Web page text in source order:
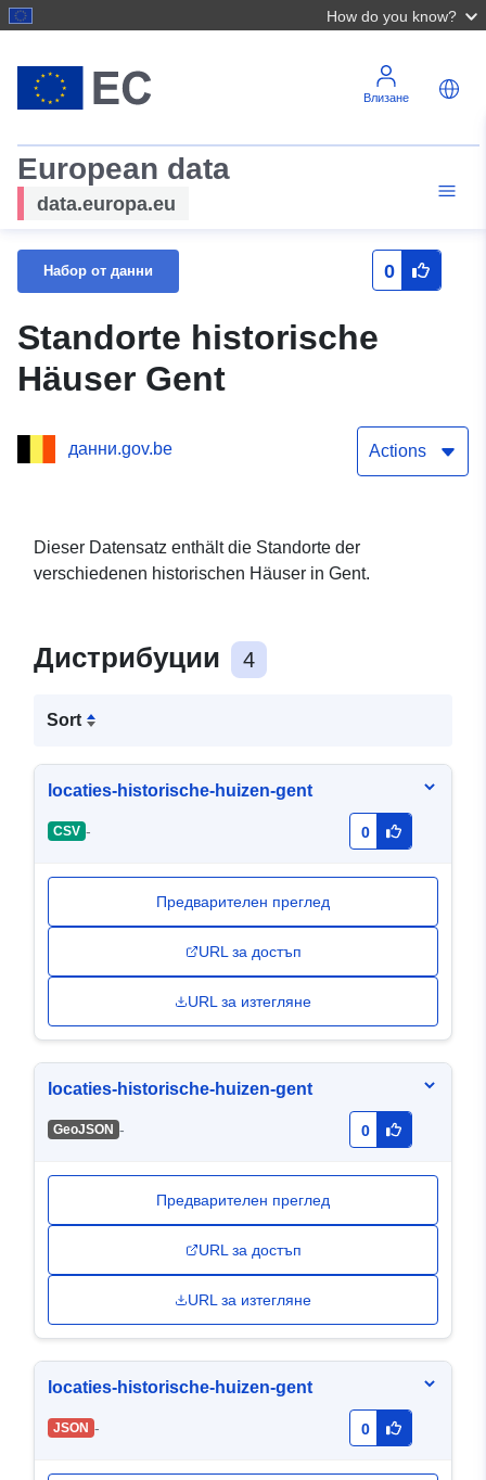
How do you know?
Влизане
European data
data.europa.eu
Набор от данни 0
Standorte historische
Häuser Gent
данни.gov.be Actions
Dieser Datensatz enthält die Standorte der
verschiedenen historischen Häuser in Gent.
Дистрибуции 4
Sort
locaties-historische-huizen-gent
CSV - 0
Предварителен преглед
URL за достъп
URL за изтегляне
locaties-historische-huizen-gent
GeoJSON - 0
Предварителен преглед
URL за достъп
URL за изтегляне
locaties-historische-huizen-gent
JSON - 0